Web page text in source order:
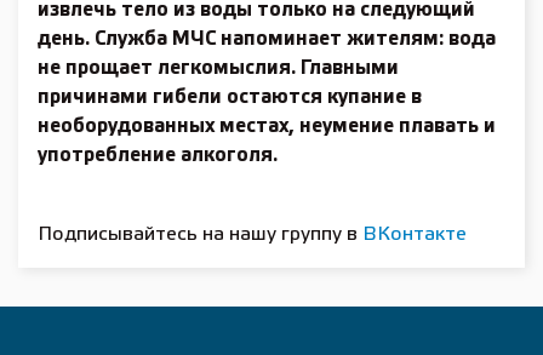
извлечь тело из воды только на следующий
день. Служба МЧС напоминает жителям: вода
не прощает легкомыслия. Главными
причинами гибели остаются купание в
необорудованных местах, неумение плавать и
употребление алкоголя.
Подписывайтесь на нашу группу в ВКонтакте